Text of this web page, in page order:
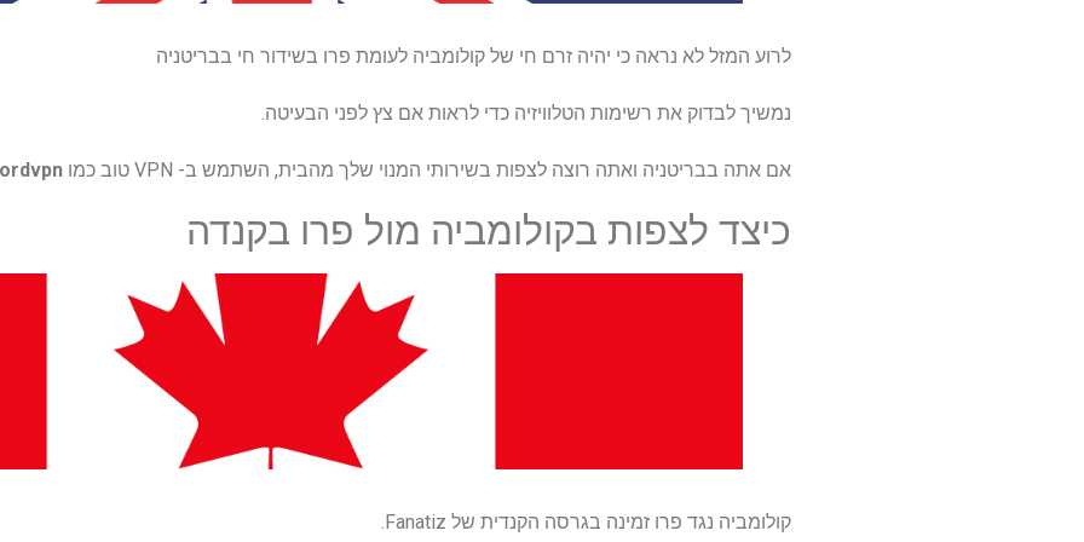
לרוע המזל לא נראה כי יהיה זרם חי של קולומביה לעומת פרו בשידור חי בבריטניה
נמשיך לבדוק את רשימות הטלוויזיה כדי לראות אם צץ לפני הבעיטה.
אם אתה בבריטניה ואתה רוצה לצפות בשירותי המנוי שלך מהבית, השתמש ב- VPN טוב כמו
כיצד לצפות בקולומביה מול פרו בקנדה
קולומביה נגד פרו זמינה בגרסה הקנדית של Fanatiz.